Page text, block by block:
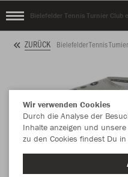
Bielefelder Tennis Turnier Club
ZURÜCK Bielefelder Tennis
Wir verwenden Cookies
Durch die Analyse der
Inhalte anzeigen und
zu den Cookies findest Du